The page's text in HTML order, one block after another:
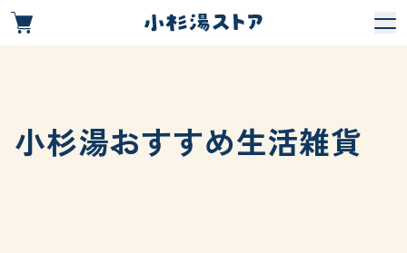
小杉湯おすすめ生活雑貨